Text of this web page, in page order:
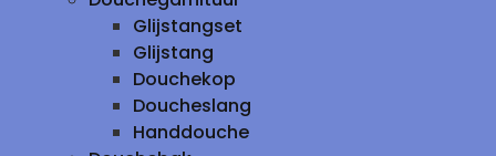
Glijstangset
Glijstang
Douchekop
Doucheslang
Handdouche